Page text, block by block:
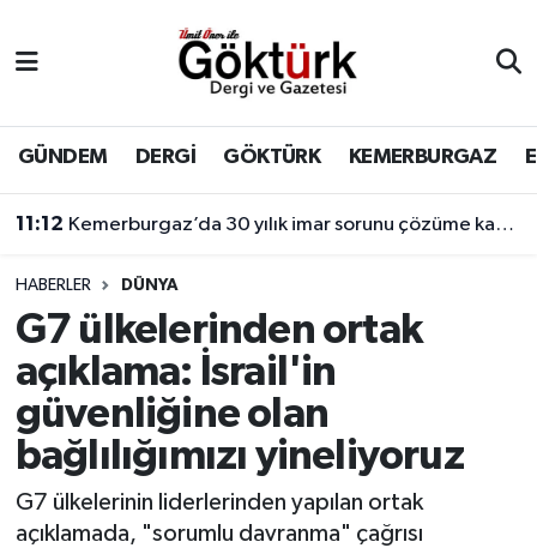
GÜNDEM DERGİ GÖKTÜRK KEMERBURGAZ
11:12 Kemerburgaz’da 30 yılık imar sorunu çözüme kavuşuyor
HABERLER DÜNYA
G7 ülkelerinden ortak
açıklama: İsrail'in
güvenliğine olan
bağlılığımızı yineliyoruz
G7 ülkelerinin liderlerinden yapılan ortak
açıklamada, "sorumlu davranma" çağrısı
BİLİM
DERGİ
DÜNYA
EĞİTİM
EKONOMİ
GÖKTÜRK
Eyüpsultan Hava Durumu
Eyüpsultan Trafik Yoğunluk Haritası
Süper Lig Puan Durumu ve Fikstür
Tüm Manşetler
Son Dakika Haberleri
Haber Arşivi